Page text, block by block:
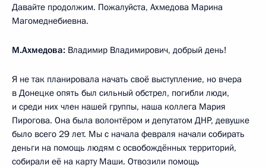
Давайте продолжим. Пожалуйста, Ахмедова Марина
Магомеднебиевна.
М.Ахмедова: Владимир Владимирович, добрый день!
Я не так планировала начать своё выступление, но вчера
в Донецке опять был сильный обстрел, погибли люди,
и среди них член нашей группы, наша коллега Мария
Пирогова. Она была волонтёром и депутатом ДНР, девушке
было всего 29 лет. Мы с начала февраля начали собирать
деньги на помощь людям с освобождённых территорий,
собирали её на карту Маши. Отвозили помощь